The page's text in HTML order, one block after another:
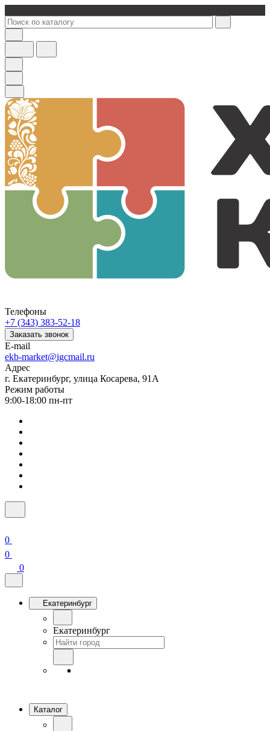
Телефоны
+7 (343) 383-52-18
Заказать звонок
E-mail
ekb-market@igcmail.ru
Адрес
г. Екатеринбург, улица Косарева, 91А
Режим работы
9:00-18:00 пн-пт
0
0
0
Екатеринбург
Екатеринбург
Каталог